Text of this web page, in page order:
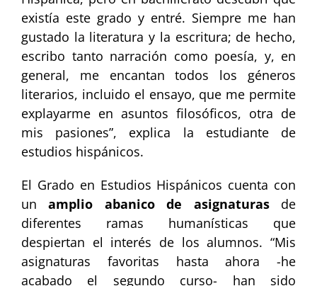
existía este grado y entré. Siempre me han
gustado la literatura y la escritura; de hecho,
escribo tanto narración como poesía, y, en
general, me encantan todos los géneros
literarios, incluido el ensayo, que me permite
explayarme en asuntos filosóficos, otra de
mis pasiones”, explica la estudiante de
estudios hispánicos.
El Grado en Estudios Hispánicos cuenta con
un amplio abanico de asignaturasde
diferentes ramas humanísticas que
despiertan el interés de los alumnos. “Mis
asignaturas favoritas hasta ahora -he
acabado el segundo curso- han sido